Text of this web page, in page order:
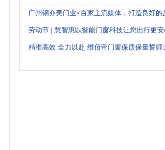
广州钢亦美门业×百家主流媒体，打造良好的
劳动节 | 慧智惠以智能门窗科技让您出行更
精准高效 全力以赴 维佰帝门窗保质保量誓师